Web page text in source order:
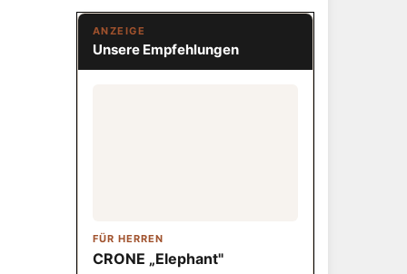
ANZEIGE
Unsere Empfehlungen
FÜR HERREN
CRONE „Elephant"